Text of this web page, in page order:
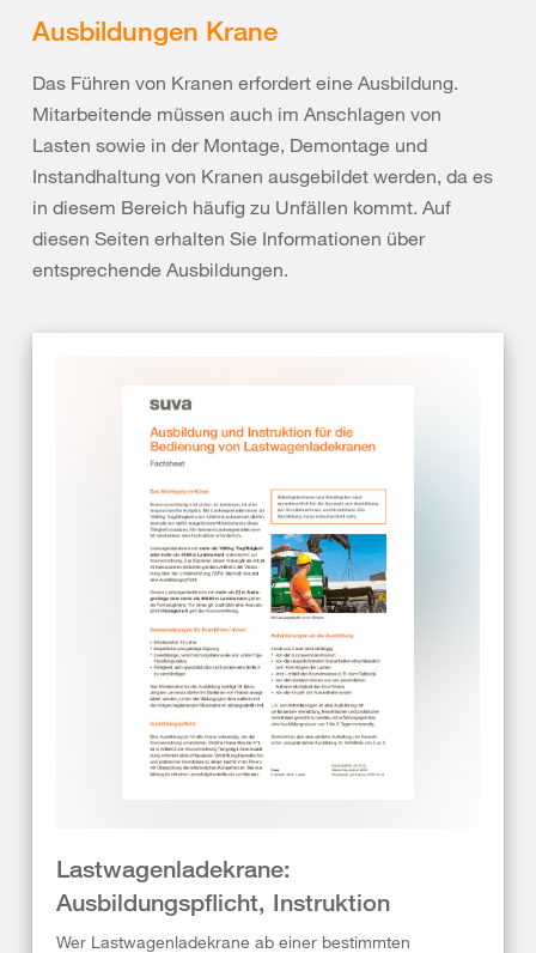
Ausbildungen Krane
Das Führen von Kranen erfordert eine Ausbildung.
Mitarbeitende müssen auch im Anschlagen von
Lasten sowie in der Montage, Demontage und
Instandhaltung von Kranen ausgebildet werden, da es
in diesem Bereich häufig zu Unfällen kommt. Auf
diesen Seiten erhalten Sie Informationen über
entsprechende Ausbildungen.
Lastwagenladekrane:
Ausbildungspflicht, Instruktion
Wer Lastwagenladekrane ab einer bestimmten